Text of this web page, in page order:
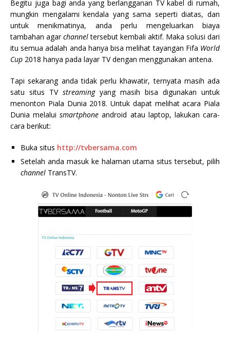
Begitu juga bagi anda yang berlangganan TV kabel di rumah,
mungkin mengalami kendala yang sama seperti diatas, dan
untuk menikmatinya, anda perlu mengeluarkan biaya
tambahan agarchanneltersebut kembali aktif. Maka solusi dari
itu semua adalah anda hanya bisa melihat tayangan Fifa World
Cup 2018 hanya pada layar TV dengan menggunakan antena.
Tapi sekarang anda tidak perlu khawatir, ternyata masih ada
satu situs TV streamingyang masih bisa digunakan untuk
menonton Piala Dunia 2018. Untuk dapat melihat acara Piala
Dunia melaluismartphoneandroid atau laptop, lakukan cara-
cara berikut:
Buka situs http://tvbersama.com
Setelah anda masuk ke halaman utama situs tersebut, pilih
channel TransTV.